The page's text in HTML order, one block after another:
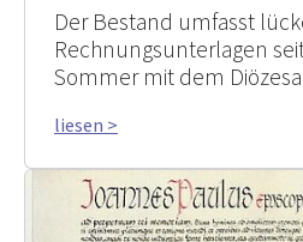
Der Bestand umfasst
Rechnungsunterlagen
Sommer mit dem
liesen >